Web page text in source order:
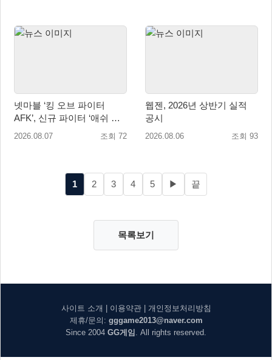
넷마블 ‘킹 오브 파이터
AFK’, 신규 파이터 ‘애쉬 크
림존’ 업데이트
2026.08.07 조회 72
웹젠, 2026년 상반기 실적
공시
2026.08.06 조회 93
1 2 3 4 5 ▶ 끝
목록보기
사이트 소개 이용약관| 개인정보처리방침
제휴/문의: gggame2013@naver.com
Since 2004 GG게임 . All rights reserved.